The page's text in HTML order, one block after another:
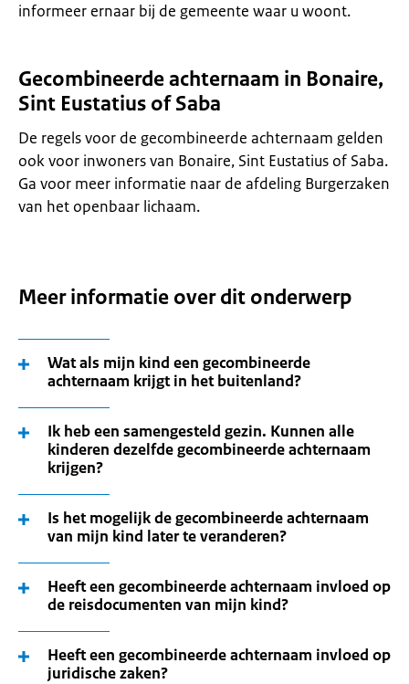
informeer ernaar bij de gemeente waar u woont.
Gecombineerde achternaam in Bonaire,
Sint Eustatius of Saba
De regels voor de gecombineerde achternaam gelden
ook voor inwoners van Bonaire, Sint Eustatius of Saba.
Ga voor meer informatie naar de afdeling Burgerzaken
van het openbaar lichaam.
Meer informatie over dit onderwerp
Wat als mijn kind een gecombineerde
achternaam krijgt in het buitenland?
Ik heb een samengesteld gezin. Kunnen alle
kinderen dezelfde gecombineerde achternaam
krijgen?
Is het mogelijk de gecombineerde achternaam
van mijn kind later te veranderen?
Heeft een gecombineerde achternaam invloed op
de reisdocumenten van mijn kind?
Heeft een gecombineerde achternaam invloed op
juridische zaken?